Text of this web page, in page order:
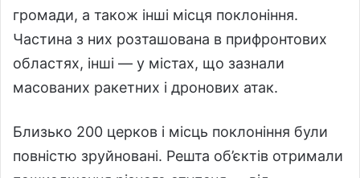
громади, а також інші місця поклоніння.
Частина з них розташована в прифронтових
областях, інші — у містах, що зазнали
масованих ракетних і дронових атак.
Близько 200 церков і місць поклоніння були
повністю зруйновані. Решта об’єктів отримали